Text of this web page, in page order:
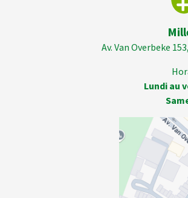
Av. Van Overbeke
Lundi au